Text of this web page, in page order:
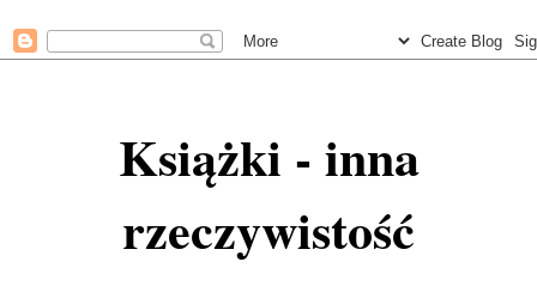
Książki - inna
rzeczywistość